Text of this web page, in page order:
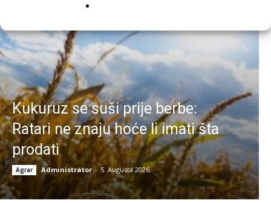
Kukuruz se suši prije berbe:
Ratari ne znaju hoće li imati šta
prodati
Agrar Administrator - 5. Augusta 2026.